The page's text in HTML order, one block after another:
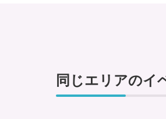
同じエリアのイ